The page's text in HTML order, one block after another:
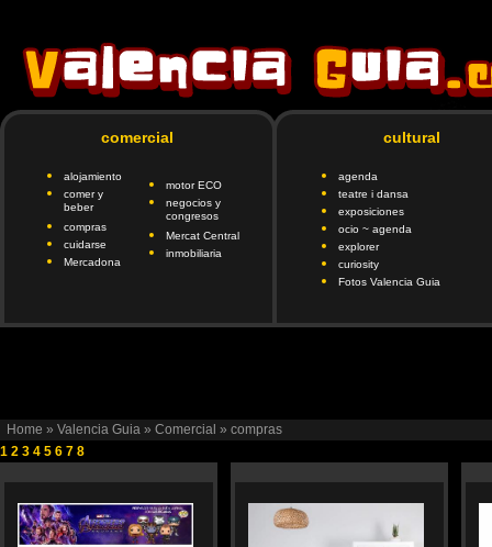
comercial
alojamiento
comer y
beber
compras
cuidarse
Mercadona
motor ECO
negocios y
congresos
Mercat Central
inmobiliaria
cultural
agenda
teatre i dansa
exposiciones
ocio ~ agenda
explorer
curiosity
Fotos Valencia Guia
Home » Valencia Guia » Comercial » compras
1 2 3 4 5 6 7 8